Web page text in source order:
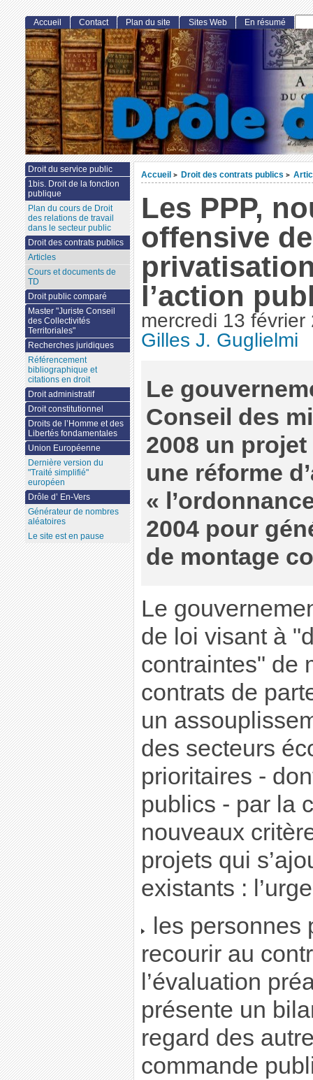
Accueil > Droit des contrats publics >
Les PPP,
offensive de
l’action
mercredi 13 février
Gilles J. Guglielmi
Le
Conseil des
2008 un
une réforme
«
2004 pour
de montage
Le
de loi visant à
contraintes" de
contrats de
un
des secteurs
prioritaires -
publics - par la
nouveaux
projets qui
existants :
les personnes
recourir au
l’évaluation
présente un
regard des
commande
Accueil Contact Plan du site Sites Web En résumé
Droit du service public
1bis. Droit de la fonction
publique
Plan du cours de Droit
des relations de travail
dans le secteur public
Droit des contrats publics
Articles
Cours et documents de
TD
Droit public comparé
Master "Juriste Conseil
des Collectivités
Territoriales"
Recherches juridiques
Référencement
bibliographique et
citations en droit
Droit administratif
Droit constitutionnel
Droits de l’Homme et des
Libertés fondamentales
Union Européenne
Dernière version du
"Traité simplifié"
européen
Drôle d’ En-Vers
Générateur de nombres
aléatoires
Le site est en pause